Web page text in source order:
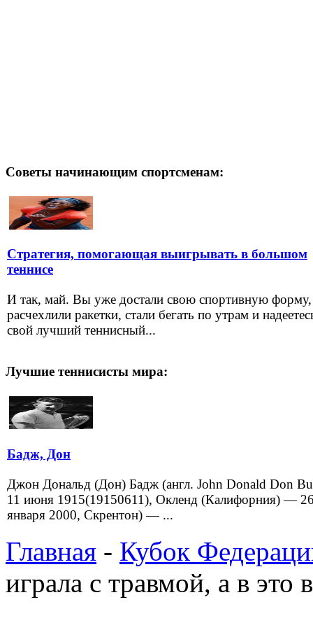
Советы начинающим спортсменам:
Стратегия, помогающая выигрывать в большом
теннисе
И так, май. Вы уже достали свою спортивную форму,
расчехлили ракетки, стали бегать по утрам и
свой лучший теннисный...
Лучшие теннисисты мира:
Бадж, Дон
Джон Дональд (Дон) Бадж (англ. John Donald Don
11 июня 1915(19150611), Окленд (Калифорния) —
января 2000, Скрентон) — ...
Главная - Кубок
играла с травмой, а в это